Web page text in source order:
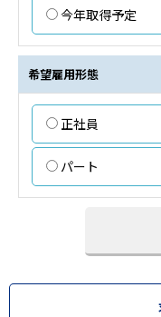
今年取得予定
希望雇用形態
正社員
パート